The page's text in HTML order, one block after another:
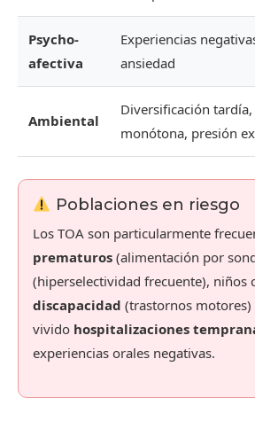
Psycho-
afectiva
Experiencias
ansiedad
Ambiental
Diversificación
monótona, presión
Poblaciones en riesgo
Los TOA son particularmente
prematuros (alimentación por
(hiperselectividad frecuente), niños
discapacidad (trastornos motores)
vivido hospitalizaciones
experiencias orales negativas.